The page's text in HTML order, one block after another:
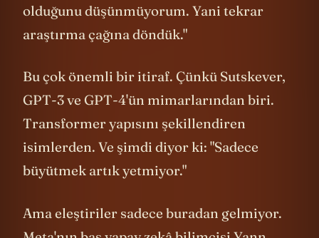
olduğunu düşünmüyorum. Yani tekrar
araştırma çağına döndük."
Bu çok önemli bir itiraf. Çünkü Sutskever,
GPT-3 ve GPT-4'ün mimarlarından biri.
Transformer yapısını şekillendiren
isimlerden. Ve şimdi diyor ki: "Sadece
büyütmek artık yetmiyor."
Ama eleştiriler sadece buradan gelmiyor.